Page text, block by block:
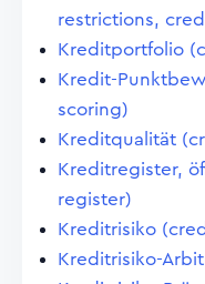
restrictions,
Kreditportfolio
Kredit-
scoring)
Kreditqualität
Kreditregister,
register)
Kreditrisiko
Kreditrisiko-